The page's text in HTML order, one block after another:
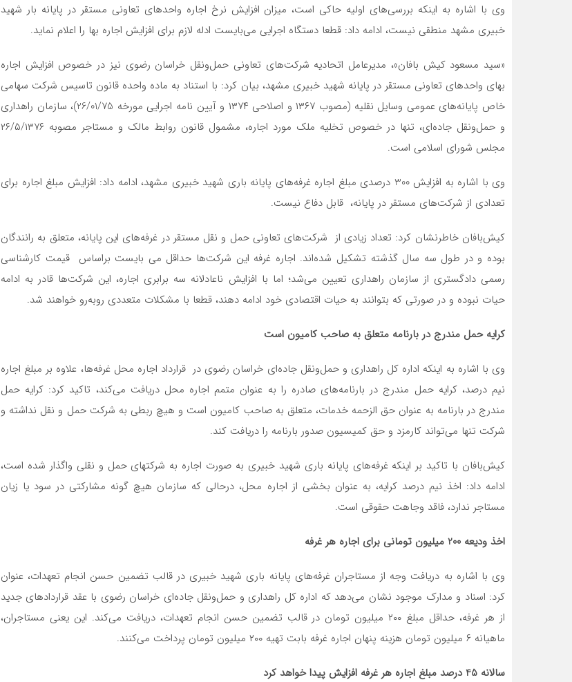
وی با اشاره به اینکه بررسی‌های اولیه حاکی است، میزان افزایش نرخ اجاره واحدهای تعاونی مستقر در پایانه بار شهید
خبیری مشهد منطقی نیست، ادامه داد: قطعا دستگاه اجرایی می‌بایست ادله لازم برای افزایش اجاره بها را اعلام نماید.
«سید مسعود کیش بافان»، مدیرعامل اتحادیه شرکت‌های تعاونی حمل‌ونقل خراسان رضوی نیز در خصوص افزایش اجاره
بهای واحدهای تعاونی مستقر در پایانه شهید خبیری مشهد، بیان کرد: با استناد به ماده واحده قانون تاسیس شرکت سهامی
خاص پایانه‌های عمومی وسایل نقلیه (مصوب ۱۳۶۷ و اصلاحی ۱۳۷۴ و آیین نامه اجرایی مورخه 26/01/75)، سازمان راهداری
و حمل‌ونقل جاده‌ای، تنها در خصوص تخلیه ملک مورد اجاره، مشمول قانون روابط مالک و مستاجر مصوبه ۲۶/۵/۱۳۷۶
مجلس شورای اسلامی است.
وی با اشاره به افزایش 300 درصدی مبلغ اجاره غرفه‌های پایانه باری شهید خبیری مشهد، ادامه داد: افزایش مبلغ اجاره برای
تعدادی از شرکت‌های مستقر در پایانه، قابل دفاع نیست.
کیش‌بافان خاطرنشان کرد: تعداد زیادی از شرکت‌های تعاونی حمل و نقل مستقر در غرفه‌های این پایانه، متعلق به رانندگان
بوده و در طول سه سال گذشته تشکیل شده‌‌اند. اجاره غرفه این شرکت‌ها حداقل می بایست براساس قیمت کارشناسی
رسمی دادگستری از سازمان راهداری تعیین می‌شد؛ اما با افزایش ناعادلانه سه برابری اجاره، این شرکت‌ها قادر به ادامه
حیات نبوده و در صورتی که بتوانند به حیات اقتصادی خود ادامه دهند، قطعا با مشکلات متعددی روبه‌رو خواهند شد.
کرایه حمل مندرج در بارنامه متعلق به صاحب کامیون است
وی با اشاره به اینکه اداره کل راهداری و حمل‌ونقل جاده‌ای خراسان رضوی در قرارداد اجاره محل غرفه‌ها، علاوه بر مبلغ اجاره
نیم درصد، کرایه حمل مندرج در بارنامه‌های صادره را به عنوان متمم اجاره محل دریافت می‌کند، تاکید کرد: کرایه حمل
مندرج در بارنامه به عنوان حق الزحمه خدمات، متعلق به صاحب کامیون است و هیچ ربطی به شرکت حمل و نقل نداشته و
شرکت تنها می‌تواند کارمزد و حق کمیسیون صدور بارنامه را دریافت کند.
کیش‌بافان با تاکید بر اینکه غرفه‌های پایانه باری شهید خبیری به صورت اجاره به شرکت‎های حمل و نقلی واگذار شده است،
ادامه داد: اخذ نیم درصد کرایه، به عنوان بخشی از اجاره محل، درحالی که سازمان هیچ گونه مشارکتی در سود یا زیان
مستاجر ندارد، فاقد وجاهت حقوقی است.
اخذ ودیعه 200 میلیون تومانی برای اجاره هر غرفه
وی با اشاره به دریافت وجه از مستاجران غرفه‌های پایانه باری شهید خبیری در قالب تضمین حسن انجام تعهدات، عنوان
کرد: اسناد و مدارک موجود نشان می‌دهد که اداره کل راهداری و حمل‌ونقل جاده‌ای خراسان رضوی با عقد قراردادهای جدید
از هر غرفه، حداقل مبلغ ۲۰۰ میلیون تومان در قالب تضمین حسن انجام تعهدات، دریافت می‌کند. این یعنی مستاجران،
ماهیانه ۶ میلیون تومان هزینه پنهان اجاره غرفه بابت تهیه ۲۰۰ میلیون تومان پرداخت می‌کنند.
سالانه 45 درصد مبلغ اجاره هر غرفه افزایش پیدا خواهد کرد